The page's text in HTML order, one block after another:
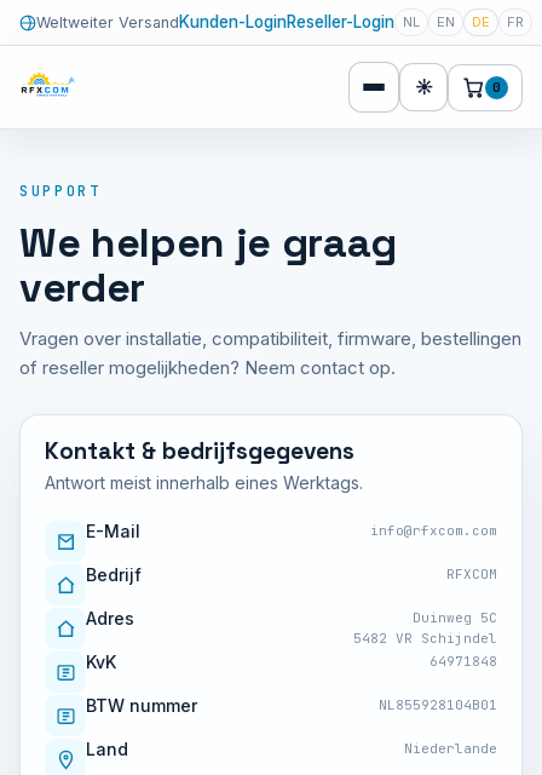
Weltweiter Versand Kunden-LoginReseller-Login NL EN DE FR
☀ 0
SUPPORT
We helpen je graag
verder
Vragen over installatie, compatibiliteit, firmware, bestellingen
of reseller mogelijkheden? Neem contact op.
Kontakt & bedrijfsgegevens
Antwort meist innerhalb eines Werktags.
E-Mail info@rfxcom.com
Bedrijf RFXCOM
Adres
Duinweg 5C
5482 VR Schijndel
KvK 64971848
BTW nummer NL855928104B01
Land Niederlande